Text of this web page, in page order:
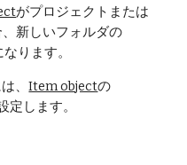
がプロジェクトまたは
新しいフォルダの
ります。
、Item objectの
定します。